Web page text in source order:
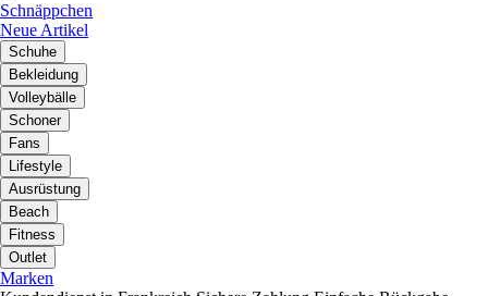
Schnäppchen
Neue Artikel
Schuhe
Bekleidung
Volleybälle
Schoner
Fans
Lifestyle
Ausrüstung
Beach
Fitness
Outlet
Marken